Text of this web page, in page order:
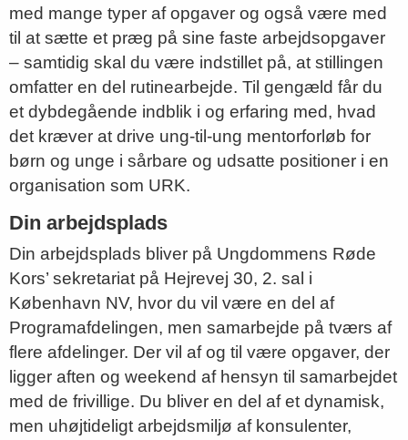
med mange typer af opgaver og også være med
til at sætte et præg på sine faste arbejdsopgaver
– samtidig skal du være indstillet på, at stillingen
omfatter en del rutinearbejde. Til gengæld får du
et dybdegående indblik i og erfaring med, hvad
det kræver at drive ung-til-ung mentorforløb for
børn og unge i sårbare og udsatte positioner i en
organisation som URK.
Din arbejdsplads
Din arbejdsplads bliver på Ungdommens Røde
Kors’ sekretariat på Hejrevej 30, 2. sal i
København NV, hvor du vil være en del af
Programafdelingen, men samarbejde på tværs af
flere afdelinger. Der vil af og til være opgaver, der
ligger aften og weekend af hensyn til samarbejdet
med de frivillige. Du bliver en del af et dynamisk,
men uhøjtideligt arbejdsmiljø af konsulenter,